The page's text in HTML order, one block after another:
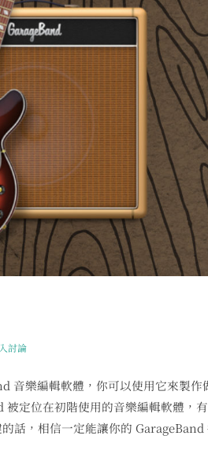
討論
樂編輯軟體，你可以使用它來製作
定位在初階使用的音樂編輯軟體，
話，相信一定能讓你的 GarageBand